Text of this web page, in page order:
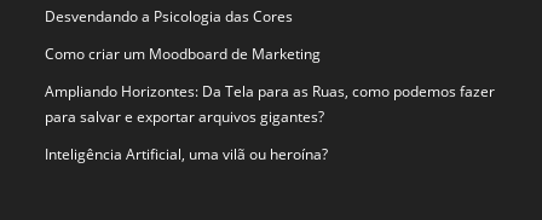
Desvendando a Psicologia das Cores
Como criar um Moodboard de Marketing
Ampliando Horizontes: Da Tela para as Ruas, como podemos fazer
para salvar e exportar arquivos gigantes?
Inteligência Artificial, uma vilã ou heroína?